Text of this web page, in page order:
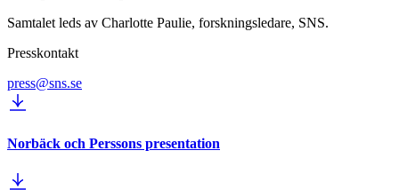
Samtalet leds av Charlotte Paulie, forskningsledare, SNS.
Presskontakt
press@sns.se
Norbäck och Perssons presentation